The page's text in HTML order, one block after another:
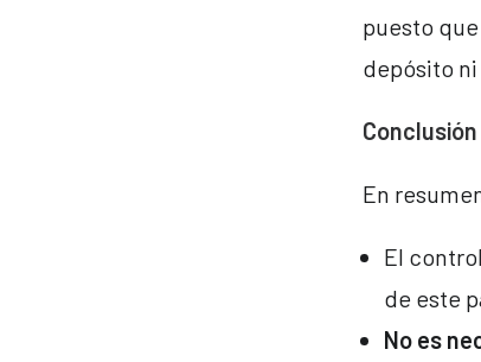
puesto
depósito
Conclusión
En
El
de este
No es